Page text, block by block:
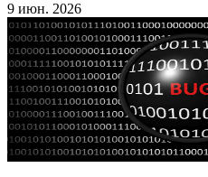
9 июн. 2026